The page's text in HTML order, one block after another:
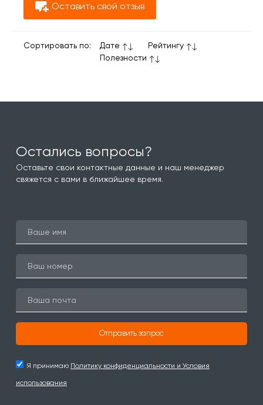
Оставить свой отзыв
Сортировать по: Дате
Рейтингу
Полезности
Остались вопросы?
Оставьте свои контактные данные и наш менеджер
свяжется с вами в ближайшее время.
Отправить запрос
Я принимаю Политику конфиденциальности и Условия
использования